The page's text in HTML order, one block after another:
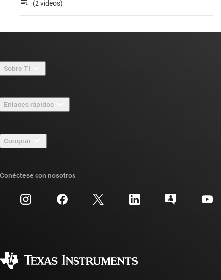
(2 videos)
Sobre TI
Carreras laborales
Sala de redacción
Eventos
Relaciones con los inversionistas
Enlaces rápidos
Foros de soporte de diseño de TI E2E™
Búsqueda de referencias cruzadas
Centro de atención al cliente
Preguntas frecuentes sobre la cuenta myTI
Comprar
Preguntas frecuentes sobre pedidos
Conéctese con nosotros